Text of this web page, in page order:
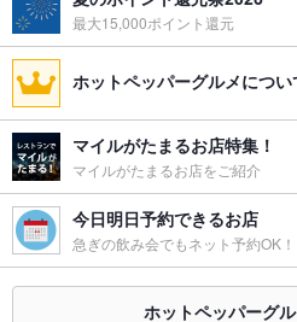
最大15,000ポイント還元
ホットペッパーグルメについ
マイルがたまるお店特集！
マイルがたまるお店をご紹介
今日明日予約できるお店
急ぎの飲み会でもネット予約OK！
ホットペッパーグ